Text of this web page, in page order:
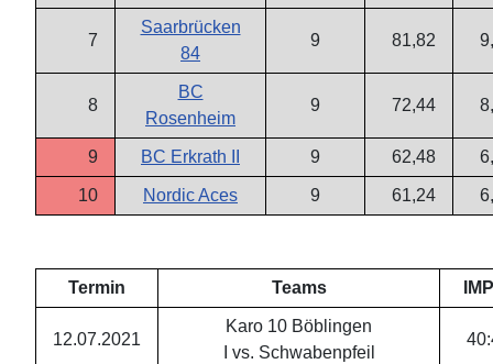
7
Saarbrücken
84
9 81,82
8
BC
Rosenheim
9 72,44
9 BC Erkrath II 9 62,48
10 Nordic Aces 9 61,24
Termin Teams
12.07.2021
Karo 10 Böblingen
I vs. Schwabenpfeil
40: